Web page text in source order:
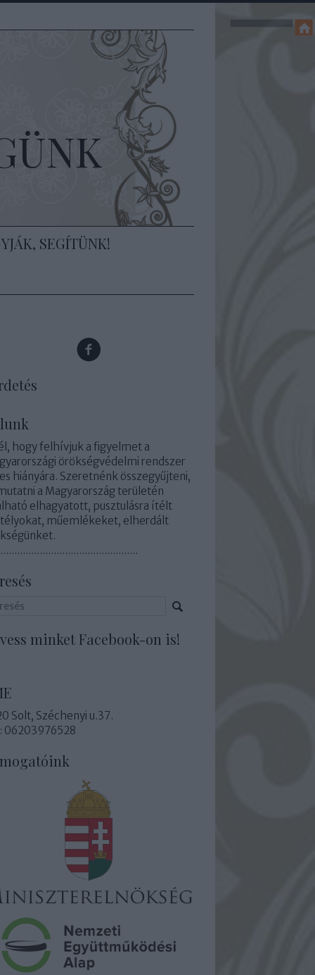
SEGÍTÜNK!
hogy felhívjuk a figyelmet a
örökségvédelmi rendszer
hiányára. Szeretnénk összegyűjteni,
a Magyarország területén
elhagyatott, pusztulásra ítélt
műemlékeket, elherdált
minket Facebook-on is!
Solt, Széchenyi u.37.
06203976528